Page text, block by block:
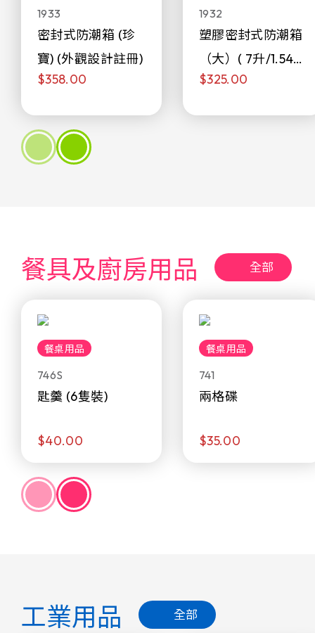
1933
密封式防潮箱 (珍
寶) (外觀設計註冊)
$358.00
1932
塑膠密封式防潮箱
（大）( 7升/1.54加
侖)
$325.00
餐具及廚房用品 全部
餐桌用品
746S
匙羹 (6隻裝)
$40.00
餐桌用品
741
兩格碟
$35.00
工業用品 全部